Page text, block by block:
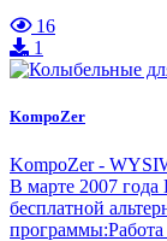
16
1
KompoZer
KompoZer -
В марте 2007
бесплатной